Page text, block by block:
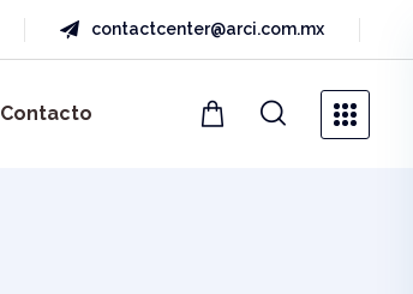
contactcenter@arci.com.mx
Contacto